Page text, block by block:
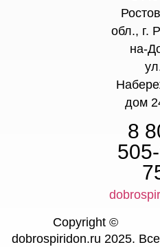
обл., г.
на-
дом
8
Copyright ©
dobrospiridon.ru 2025. Все